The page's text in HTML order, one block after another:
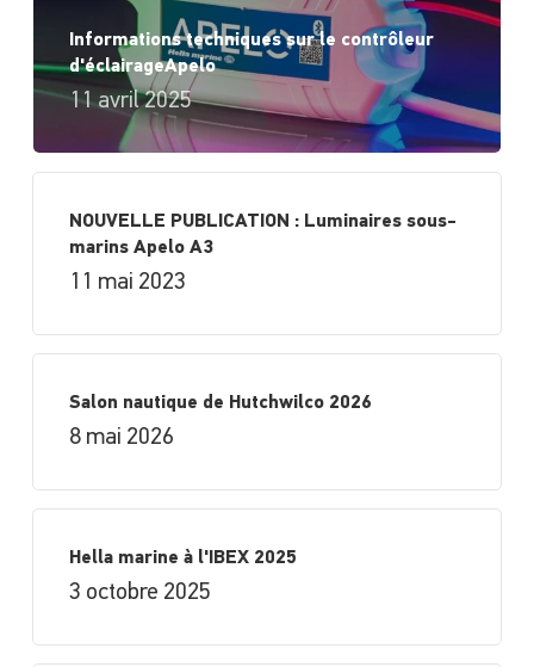
Informations techniques sur le contrôleur
d'éclairageApelo
11 avril 2025
NOUVELLE PUBLICATION : Luminaires sous-
marins Apelo A3
11 mai 2023
Salon nautique de Hutchwilco 2026
8 mai 2026
Hella marine à l'IBEX 2025
3 octobre 2025